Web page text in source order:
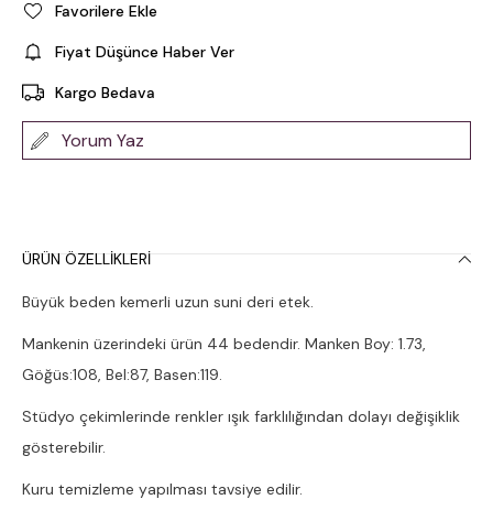
Favorilere Ekle
Fiyat Düşünce Haber Ver
Kargo Bedava
Yorum Yaz
ÜRÜN ÖZELLIKLERI
Büyük beden kemerli uzun suni deri etek.
Mankenin üzerindeki ürün 44 bedendir. Manken Boy: 1.73,
Göğüs:108, Bel:87, Basen:119.
Stüdyo çekimlerinde renkler ışık farklılığından dolayı değişiklik
gösterebilir.
Kuru temizleme yapılması tavsiye edilir.